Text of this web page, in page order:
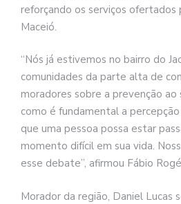
reforçando os serviços ofertados
Maceió.
“Nós já estivemos no bairro do
comunidades da parte alta de
moradores sobre a prevenção ao
como é fundamental a
que uma pessoa possa estar
momento difícil em sua vida.
esse debate”, afirmou Fábio
Morador da região, Daniel Lucas